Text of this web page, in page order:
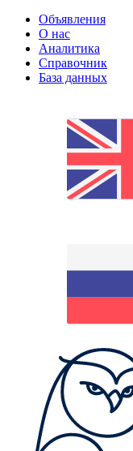
Объявления
О нас
Аналитика
Справочник
База данных